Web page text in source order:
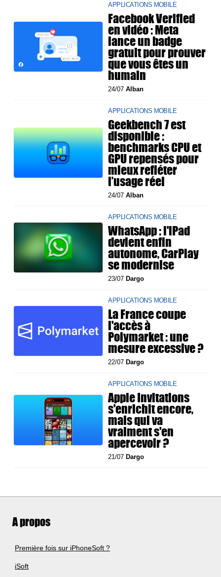
APPLICATIONS MOBILE
Facebook Verified
en vidéo : Meta
lance un badge
gratuit pour prouver
que vous êtes un
humain
24/07Alban
APPLICATIONS MOBILE
Geekbench 7 est
disponible :
benchmarks CPU et
GPU repensés pour
mieux refléter
l’usage réel
24/07Alban
APPLICATIONS MOBILE
WhatsApp : l'iPad
devient enfin
autonome, CarPlay
se modernise
23/07Dargo
APPLICATIONS MOBILE
La France coupe
l'accès à
Polymarket : une
mesure excessive ?
22/07Dargo
APPLICATIONS MOBILE
Apple Invitations
s'enrichit encore,
mais qui va
vraiment s'en
apercevoir ?
21/07Dargo
A propos
Première fois sur iPhoneSoft ?
iSoft